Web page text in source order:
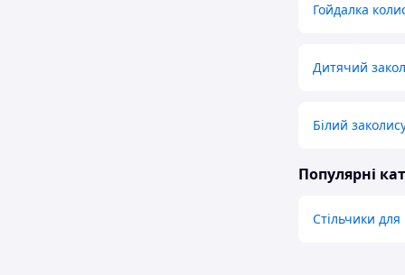
Гойдалка
Дитячий
Білий
Популярні
Стільчики для